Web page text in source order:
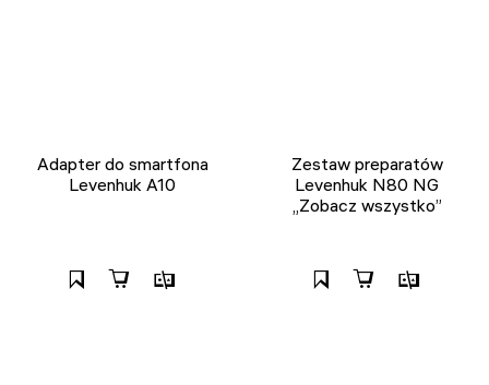
Adapter do smartfona
Levenhuk A10
Zestaw preparatów
Levenhuk N80 NG
„Zobacz wszystko”